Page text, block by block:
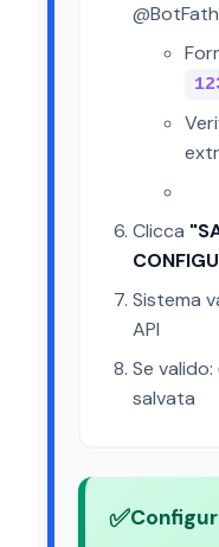
Clicca
Sistema
API
Se
salvata
✅